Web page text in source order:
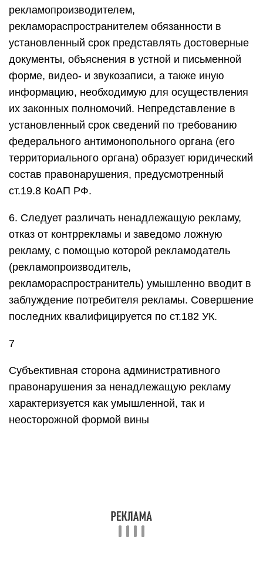
рекламопроизводителем,
рекламораспространителем обязанности в
установленный срок представлять достоверные
документы, объяснения в устной и письменной
форме, видео- и звукозаписи, а также иную
информацию, необходимую для осуществления
их законных полномочий. Непредставление в
установленный срок сведений по требованию
федерального антимонопольного органа (его
территориального органа) образует юридический
состав правонарушения, предусмотренный
ст.19.8 КоАП РФ.
6. Следует различать ненадлежащую рекламу,
отказ от контррекламы и заведомо ложную
рекламу, с помощью которой рекламодатель
(рекламопроизводитель,
рекламораспространитель) умышленно вводит в
заблуждение потребителя рекламы. Совершение
последних квалифицируется по ст.182 УК.
7
Субъективная сторона административного
правонарушения за ненадлежащую рекламу
характеризуется как умышленной, так и
неосторожной формой вины